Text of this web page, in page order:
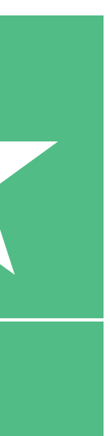
maandelijkse